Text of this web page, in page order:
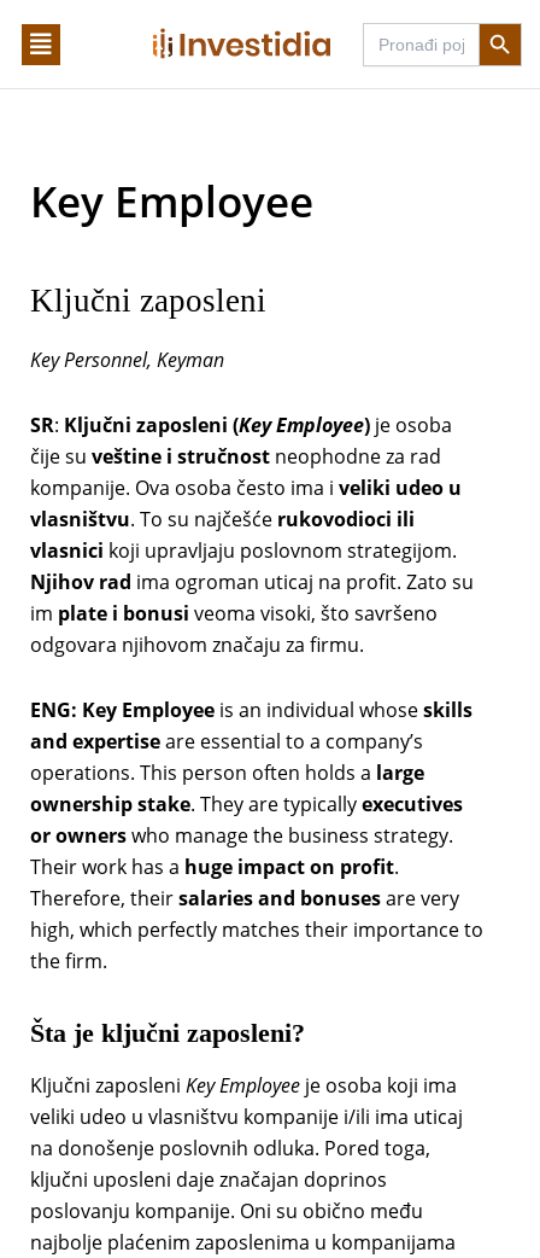
Search
for:
Search
Key Employee
Ključni zaposleni
Key Personnel, Keyman
SR: Ključni zaposleni (Key Employee)je osoba
čije su veštine i stručnostneophodne za rad
kompanije. Ova osoba često ima i veliki udeo u
vlasništvu. To su najčešće rukovodioci ili
vlasnici koji upravljaju poslovnom strategijom.
Njihov rad ima ogroman uticaj na profit. Zato su
im plate i bonusi veoma visoki, što savršeno
odgovara njihovom značaju za firmu.
ENG: Key Employeeis an individual whoseskills
and expertiseare essential to a company’s
operations. This person often holds a large
ownership stake. They are typicallyexecutives
or ownerswho manage the business strategy.
Their work has a huge impact on profit.
Therefore, theirsalaries and bonusesare very
high, which perfectly matches their importance to
the firm.
Šta je ključni zaposleni?
Ključni zaposleni Key Employeeje osoba koji ima
veliki udeo u vlasništvu kompanije i/ili ima uticaj
na donošenje poslovnih odluka. Pored toga,
ključni uposleni daje značajan doprinos
poslovanju kompanije. Oni su obično među
najbolje plaćenim zaposlenima u kompanijama